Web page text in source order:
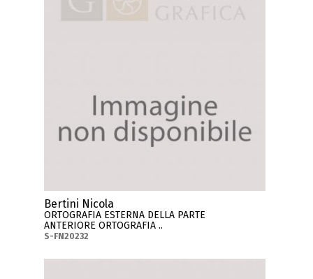
Bertini Nicola
ORTOGRAFIA ESTERNA DELLA PARTE
ANTERIORE ORTOGRAFIA ..
S-FN20232